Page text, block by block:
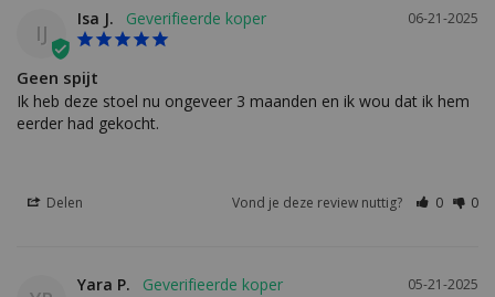
IJ
06-21-2025
Isa J.
Geen spijt
Ik heb deze stoel nu ongeveer 3 maanden en ik wou dat ik hem
eerder had gekocht.
Delen Vond je deze review nuttig? 0 0
05-21-2025
Yara P.